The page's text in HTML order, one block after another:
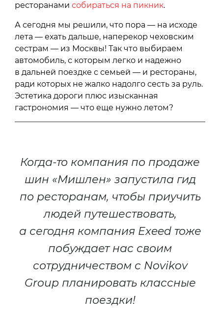
ресторанами собираться на пикник.
А сегодня мы решили, что пора — на исходе
лета — ехать дальше, наперекор чеховским
сестрам — из Москвы! Так что выбираем
автомобиль, с которым легко и надежно
в дальней поездке с семьей — и рестораны,
ради которых не жалко надолго сесть за руль.
Эстетика дороги плюс изысканная
гастрономия — что еще нужно летом?
Когда-то компания по продаже
шин «Мишлен» запустила гид
по ресторанам, чтобы приучить
людей путешествовать,
а сегодня компания Exeed тоже
побуждает нас своим
сотрудничеством с Novikov
Group планировать классные
поездки!